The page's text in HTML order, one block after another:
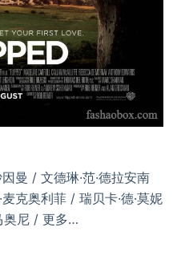
曼 / 文德琳·范·德拉安南
克奥利菲 / 瑞贝卡·德·莫妮
奥尼 / 更多…